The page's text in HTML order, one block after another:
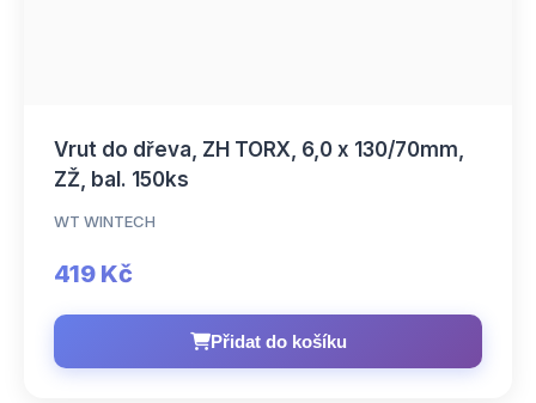
Vrut do dřeva, ZH TORX, 6,0 x 130/70mm,
ZŽ, bal. 150ks
WT WINTECH
419 Kč
Přidat do košíku